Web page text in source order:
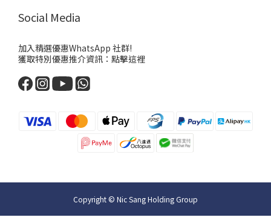
Social Media
加入精選優惠WhatsApp 社群!
獲取特別優惠推介資訊： 點擊這裡
Copyright © Nic Sang Holding Group